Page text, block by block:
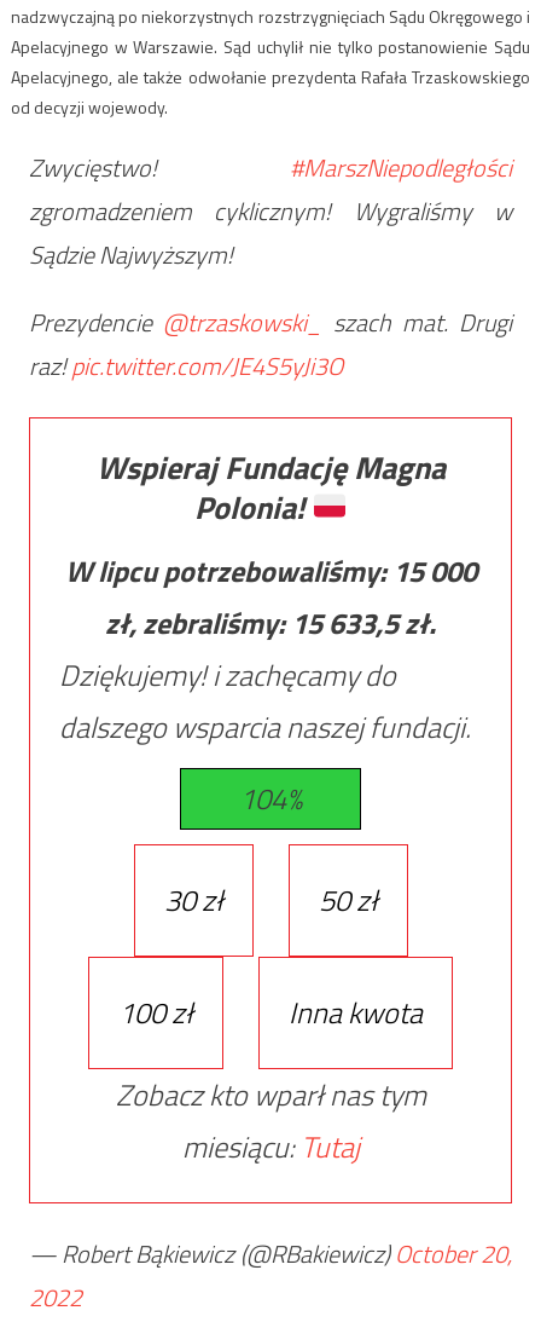
nadzwyczajną po niekorzystnych rozstrzygnięciach Sądu Okręgowego i
Apelacyjnego w Warszawie. Sąd uchylił nie tylko postanowienie Sądu
Apelacyjnego, ale także odwołanie prezydenta Rafała Trzaskowskiego
od decyzji wojewody.
Zwycięstwo! #MarszNiepodległości
zgromadzeniem cyklicznym! Wygraliśmy w
Sądzie Najwyższym!
Prezydencie ⁦⁦⁦⁦ @trzaskowski_
⁩ szach mat. Drugi
raz!pic.twitter.com/JE4S5yJi3O
Wspieraj Fundację Magna
Polonia!
W lipcu potrzebowaliśmy: 15 000
zł, zebraliśmy: 15 633,5zł.
Dziękujemy! i zachęcamy do
dalszego wsparcia naszej fundacji.
104%
30 zł 50 zł
100 zł
Inna kwota
Zobacz kto wparł nas tym
miesiącu: Tutaj
— Robert Bąkiewicz (@RBakiewicz)October 20,
2022